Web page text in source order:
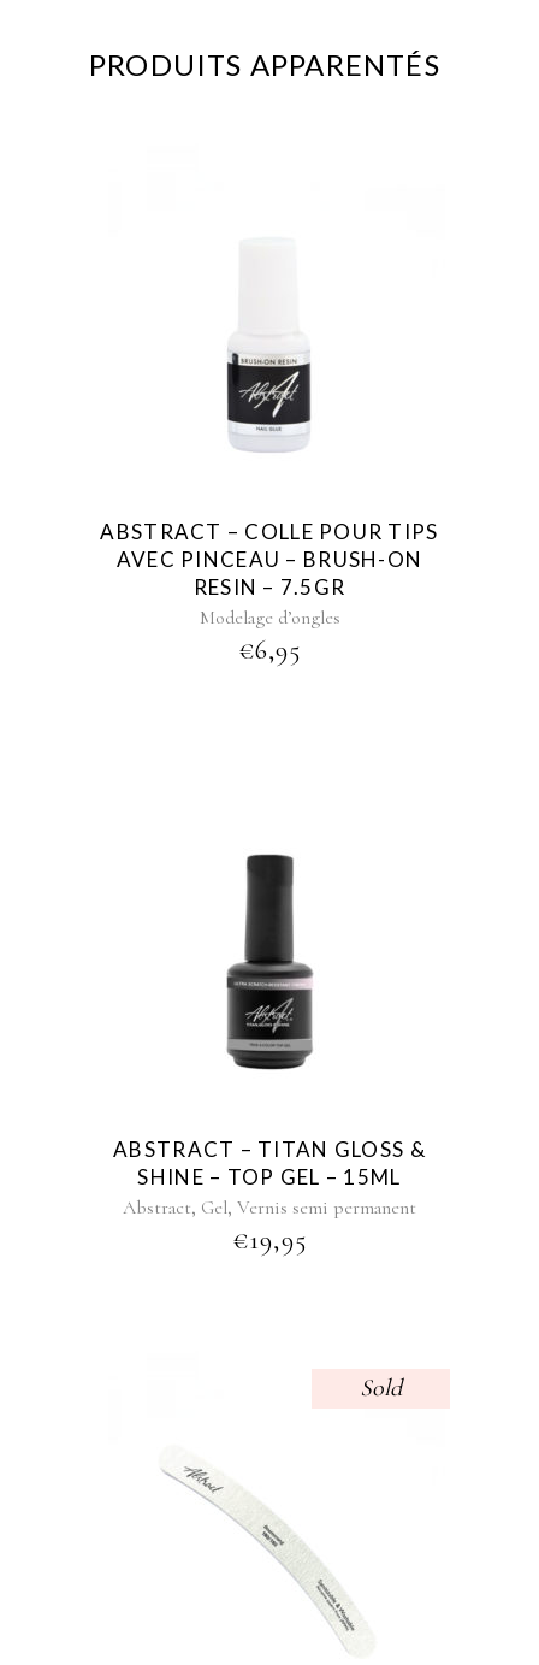
PRODUITS APPARENTÉS
ABSTRACT – COLLE POUR TIPS
AVEC PINCEAU – BRUSH-ON
RESIN – 7.5GR
Modelage d’ongles
€6,95
ABSTRACT – TITAN GLOSS &
SHINE – TOP GEL – 15ML
Abstract, Gel, Vernis semi permanent
€19,95
Sold